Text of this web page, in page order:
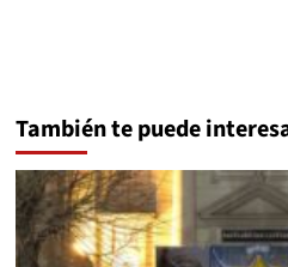
También te puede